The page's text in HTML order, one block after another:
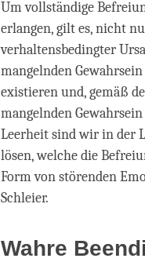
Um vollständige
erlangen, gilt es, nicht
verhaltensbedingter
mangelnden
existieren und, gemäß
mangelnden
Leerheit sind wir in der
lösen, welche die
Form von störenden
Schleier.
Wahre